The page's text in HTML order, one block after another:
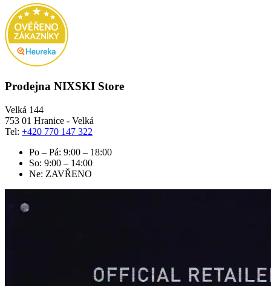
Prodejna NIXSKI Store
Velká 144
753 01 Hranice - Velká
Tel: +420 770 147 322
Po – Pá: 9:00 – 18:00
So: 9:00 – 14:00
Ne: ZAVŘENO